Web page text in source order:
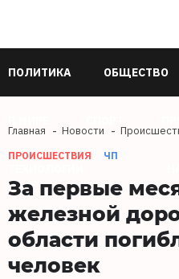
ПОЛИТИКА ОБЩЕСТВО
Главная Новости
ПРОИСШЕСТВИЯ ЧП
За первые
железной
области
человек